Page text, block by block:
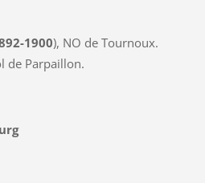
1900), NO de Tournoux.
de Parpaillon.